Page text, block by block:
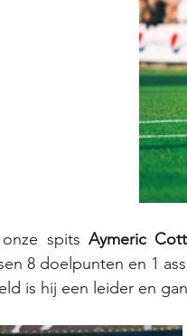
spits Aymeric
8 doelpunten en 1
is hij een leider en